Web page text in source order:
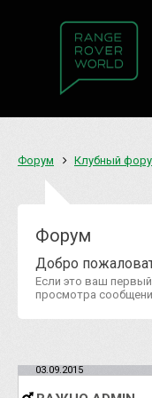
Форум Клубный
Форум
Добро
Если это ваш
просмотра
03.09.2015